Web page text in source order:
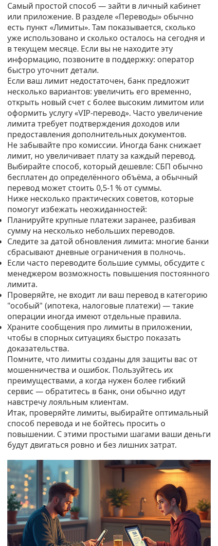
Самый простой способ — зайти в личный кабинет
или приложение. В разделе «Переводы» обычно
есть пункт «Лимиты». Там показывается, сколько
уже использовано и сколько осталось на сегодня и
в текущем месяце. Если вы не находите эту
информацию, позвоните в поддержку: оператор
быстро уточнит детали.
Если ваш лимит недостаточен, банк предложит
несколько вариантов: увеличить его временно,
открыть новый счет с более высоким лимитом или
оформить услугу «VIP‑перевод». Часто увеличение
лимита требует подтверждения доходов или
предоставления дополнительных документов.
Не забывайте про комиссии. Иногда банк снижает
лимит, но увеличивает плату за каждый перевод.
Выбирайте способ, который дешевле: СБП обычно
бесплатен до определённого объёма, а обычный
перевод может стоить 0,5‑1 % от суммы.
Ниже несколько практических советов, которые
помогут избежать неожиданностей:
Планируйте крупные платежи заранее, разбивая
сумму на несколько небольших переводов.
Следите за датой обновления лимита: многие банки
сбрасывают дневные ограничения в полночь.
Если часто переводите большие суммы, обсудите с
менеджером возможность повышения постоянного
лимита.
Проверяйте, не входит ли ваш перевод в категорию
"особый" (ипотека, налоговые платежи) — такие
операции иногда имеют отдельные правила.
Храните сообщения про лимиты в приложении,
чтобы в спорных ситуациях быстро показать
доказательства.
Помните, что лимиты созданы для защиты вас от
мошенничества и ошибок. Пользуйтесь их
преимуществами, а когда нужен более гибкий
сервис — обратитесь в банк, они обычно идут
навстречу лояльным клиентам.
Итак, проверяйте лимиты, выбирайте оптимальный
способ перевода и не бойтесь просить о
повышении. С этими простыми шагами ваши деньги
будут двигаться ровно и без лишних затрат.